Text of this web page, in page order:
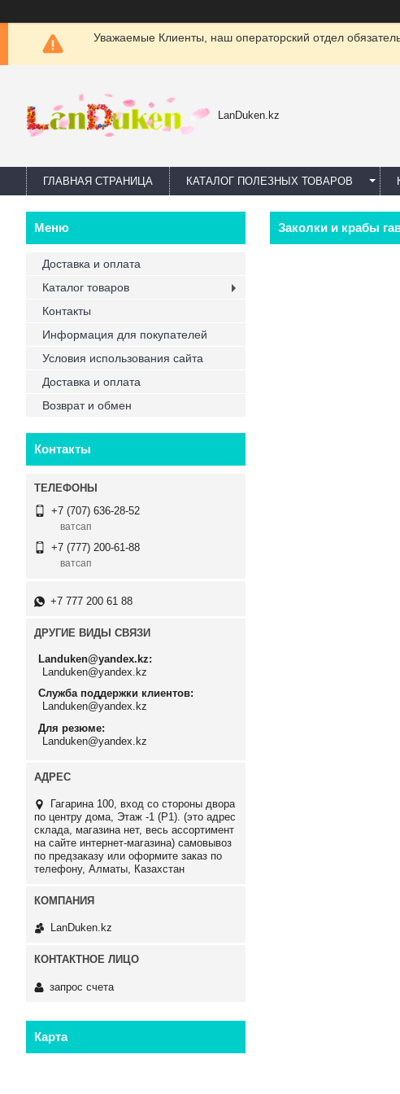
Уважаемые Клиенты, наш операторский отдел
LanDuken.kz
ГЛАВНАЯ СТРАНИЦА КАТАЛОГ ПОЛЕЗНЫХ ТОВАРОВ
Заколки и крабы
Доставка и оплата
Каталог товаров
Контакты
Информация для покупателей
Условия использования сайта
Доставка и оплата
Возврат и обмен
Контакты
+7 (707) 636-28-52
ватсап
+7 (777) 200-61-88
ватсап
+7 777 200 61 88
ДРУГИЕ ВИДЫ СВЯЗИ
Landuken@yandex.kz
Landuken@yandex.kz
Служба поддержки клиентов
Landuken@yandex.kz
Для резюме
Landuken@yandex.kz
Гагарина 100, вход со стороны двора
по центру дома, Этаж -1 (P1). (это адрес
склада, магазина нет, весь ассортимент
на сайте интернет-магазина) самовывоз
по предзаказу или оформите заказ по
телефону, Алматы, Казахстан
LanDuken.kz
запрос счета
Карта